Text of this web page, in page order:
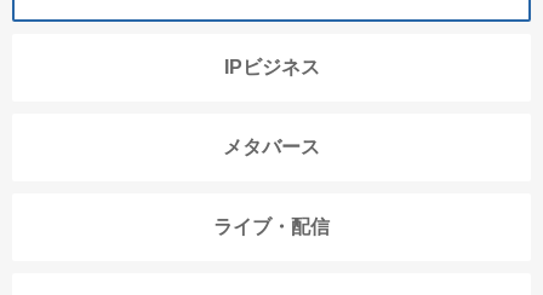
IPビジネス
メタバース
ライブ・配信